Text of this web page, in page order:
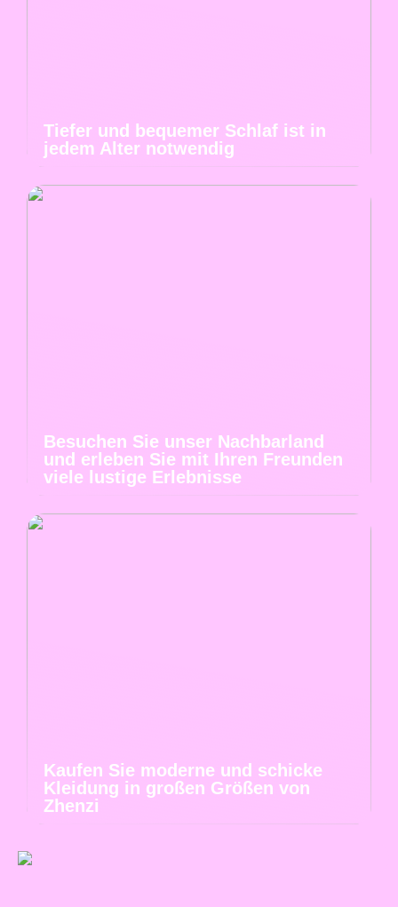
Tiefer und bequemer Schlaf ist in
jedem Alter notwendig
Besuchen Sie unser Nachbarland
und erleben Sie mit Ihren Freunden
viele lustige Erlebnisse
Kaufen Sie moderne und schicke
Kleidung in großen Größen von
Zhenzi